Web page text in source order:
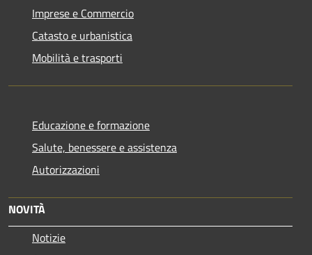
Imprese e Commercio
Catasto e urbanistica
Mobilità e trasporti
Educazione e formazione
Salute, benessere e assistenza
Autorizzazioni
NOVITÀ
Notizie